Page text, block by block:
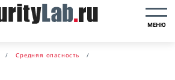
МЕНЮ
Средняя опасность